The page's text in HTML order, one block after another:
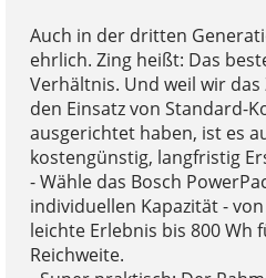
Auch in der dritten
ehrlich. Zing heißt: Das
Verhältnis. Und weil wir
den Einsatz von Standard-
ausgerichtet haben, ist es
kostengünstig, langfristig
- Wähle das Bosch
individuellen Kapazität -
leichte Erlebnis bis 800 Wh
Reichweite.